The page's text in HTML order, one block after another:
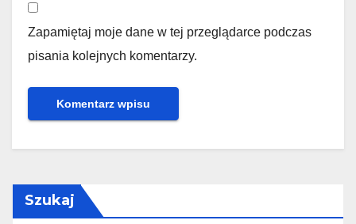
Zapamiętaj moje dane w tej przeglądarce podczas
pisania kolejnych komentarzy.
Szukaj